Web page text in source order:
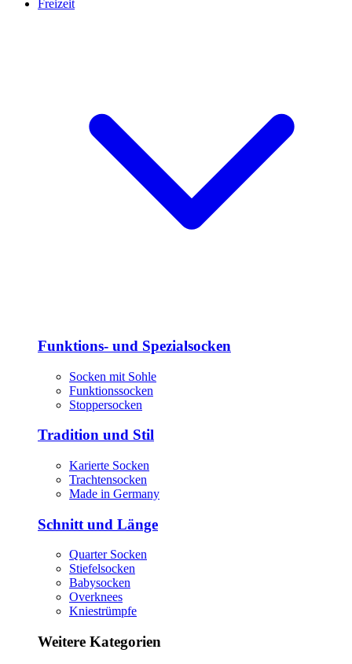
Freizeit
Funktions- und Spezialsocken
Socken mit Sohle
Funktionssocken
Stoppersocken
Tradition und Stil
Karierte Socken
Trachtensocken
Made in Germany
Schnitt und Länge
Quarter Socken
Stiefelsocken
Babysocken
Overknees
Kniestrümpfe
Weitere Kategorien